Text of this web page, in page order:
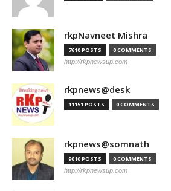
rkpNavneet Mishra
7610 POSTS 0 COMMENTS
http://rkpnewsup.com
rkpnews@desk
11151 POSTS 0 COMMENTS
rkpnews@somnath
9010 POSTS 0 COMMENTS
http://rkpnewsup.com